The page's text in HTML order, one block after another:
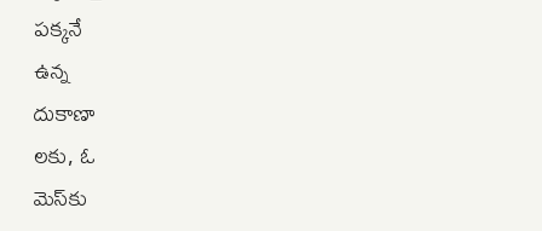
పక్కనే
ఉన్న
దుకాణా
లకు, ఓ
మెస్‌కు